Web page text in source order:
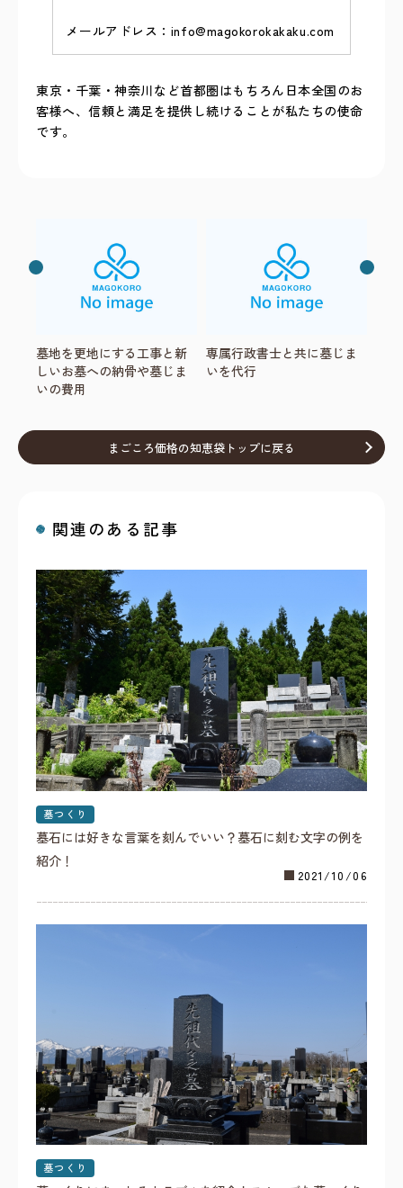
メールアドレス：info@magokorokakaku.com
東京・千葉・神奈川など首都圏はもちろん日本全国のお
客様へ、信頼と満足を提供し続けることが私たちの使命
です。
墓地を更地にする工事と新
しいお墓への納骨や墓じま
いの費用
専属行政書士と共に墓じま
いを代行
まごころ価格の知恵袋トップに戻る
関連のある記事
墓つくり
2021/10/06
墓石には好きな言葉を刻んでいい？墓石に刻む文字の例を
紹介！
墓つくり